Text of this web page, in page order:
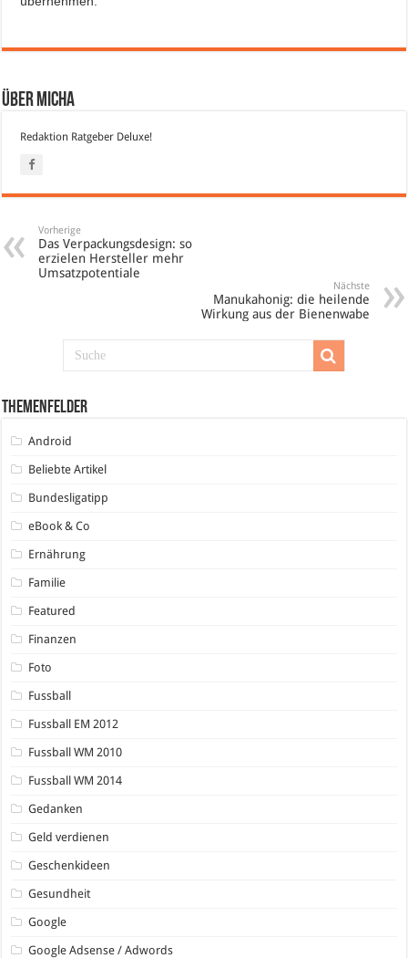
Über Micha
Redaktion Ratgeber Deluxe!
Vorherige
Das Verpackungsdesign: so
erzielen Hersteller mehr
Umsatzpotentiale
Nächste
Manukahonig: die heilende
Wirkung aus der Bienenwabe
Themenfelder
Android
Beliebte Artikel
Bundesligatipp
eBook & Co
Ernährung
Familie
Featured
Finanzen
Foto
Fussball
Fussball EM 2012
Fussball WM 2010
Fussball WM 2014
Gedanken
Geld verdienen
Geschenkideen
Gesundheit
Google
Google Adsense / Adwords